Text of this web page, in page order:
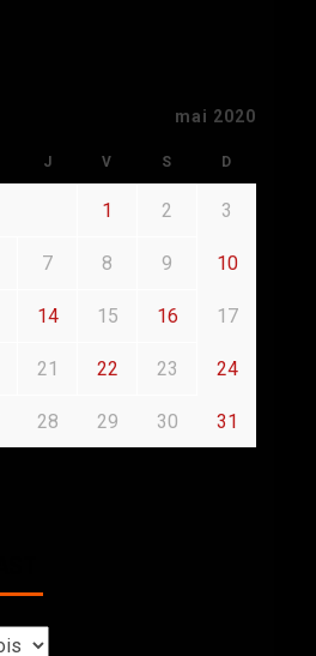
mai 2020
J V S D
1 2 3
7 8 9 10
14 15 16 17
21 22 23 24
28 29 30 31